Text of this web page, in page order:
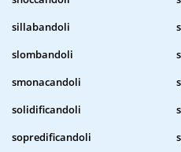
sillabandoli
slombandoli
smonacandoli
solidificandoli
sopredificandoli